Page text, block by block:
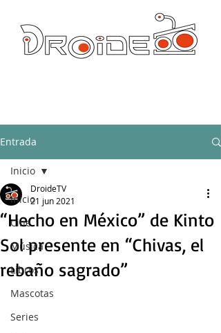
Entrada
Inicio
Cine
Música
Libros
Mascotas
Series
Inicio
“Hecho en México” de Kinto
Sol presente en “Chivas, el
rebaño sagrado”
DroideTV
21 jun 2021